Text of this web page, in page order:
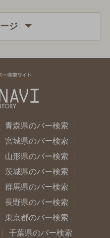
ジ
青森県のバー検索
宮城県のバー検索
山形県のバー検索
茨城県のバー検索
群馬県のバー検索
長野県のバー検索
東京都のバー検索
千葉県のバー検索